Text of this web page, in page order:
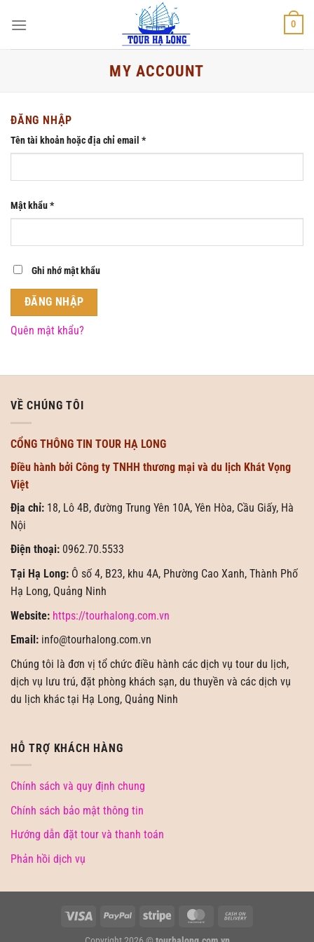
qua
0
MY ACCOUNT
ĐĂNG NHẬP
Tên tài khoản hoặc địa chỉ email *Bắt
buộc
Mật khẩu*Bắt
buộc
Ghi nhớ mật khẩu
ĐĂNG NHẬP
Quên mật khẩu?
VỀ CHÚNG TÔI
CỔNG THÔNG TIN TOUR HẠ LONG
Điều hành bởi Công ty TNHH thương mại và du lịch Khát Vọng
Việt
Địa chỉ: 18, Lô 4B, đường Trung Yên 10A, Yên Hòa, Cầu Giấy, Hà
Nội
Điện thoại: 0962.70.5533
Tại Hạ Long: Ô số 4, B23, khu 4A, Phường Cao Xanh, Thành Phố
Hạ Long, Quảng Ninh
Website: https://tourhalong.com.vn
Email: info@tourhalong.com.vn
Chúng tôi là đơn vị tổ chức điều hành các dịch vụ tour du lịch,
dịch vụ lưu trú, đặt phòng khách sạn, du thuyền và các dịch vụ
du lịch khác tại Hạ Long, Quảng Ninh
HỖ TRỢ KHÁCH HÀNG
Chính sách và quy định chung
Chính sách bảo mật thông tin
Hướng dẫn đặt tour và thanh toán
Phản hồi dịch vụ